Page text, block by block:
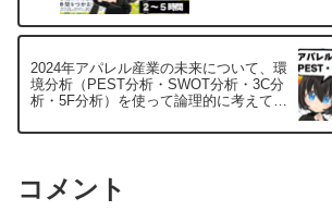
2024年アパレル産業の未来について、環
境分析（PEST分析・SWOT分析・3C分
析・5F分析）を使って論理的に考えてみ
コメント